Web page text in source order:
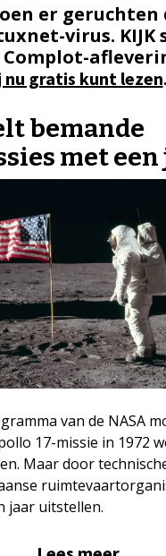
er geruchten
virus. KIJK
Complot-
nu gratis kunt lezen.
bemande
met
van de NASA
17-missie in 1972
Maar door
jaar uitstellen.